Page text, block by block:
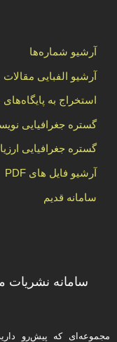
آرشیو شماره‌ها
آرشیو الفبایی مقالات
استخراج به
گستره جغرافیایی
گستره جغرافیایی
آرشیو فایل های PDF
سامانه قدیم
سامانه
مجموعه‌ای که پیش‌رو